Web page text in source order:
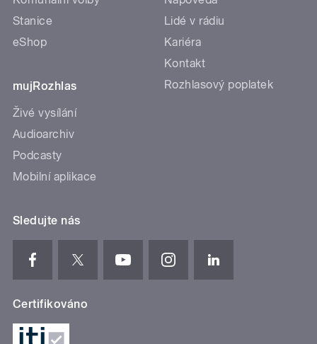
Stanice
eShop
mujRozhlas
Živé vysílání
Audioarchiv
Podcasty
Mobilní aplikace
Lidé v rádiu
Kariéra
Kontakt
Rozhlasový poplatek
Sledujte nás
Certifikováno